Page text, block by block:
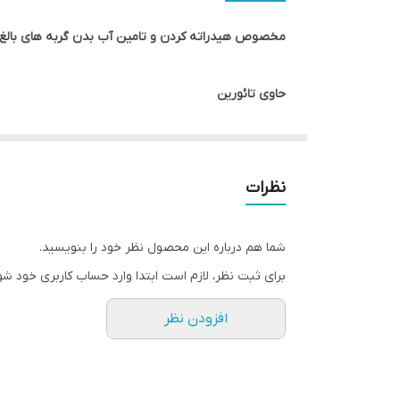
مخصوص هیدراته کردن و تامین آب بدن گربه های بالغ
حاوی تائورین
بدون غلات
دارای گلیسرول بعنوان یک مرطوب کننده طبیعی برای
نظرات
شما هم درباره این محصول نظر خود را بنویسید.
برای ثبت نظر، لازم است ابتدا وارد حساب کاربری خود
افزودن نظر